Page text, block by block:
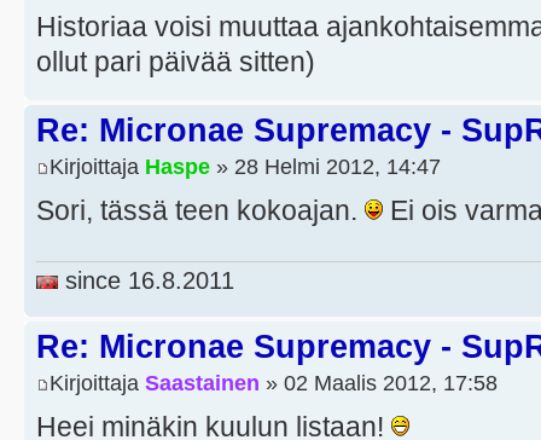
Historiaa voisi muuttaa
ollut pari päivää sitten)
Re: Micronae Supremacy -
Kirjoittaja Haspe » 28 Helmi 2012, 14:47
Sori, tässä teen kokoajan. Ei ois
since 16.8.2011
Re: Micronae Supremacy -
Kirjoittaja Saastainen » 02 Maalis 2012, 17:58
Heei minäkin kuulun listaan!